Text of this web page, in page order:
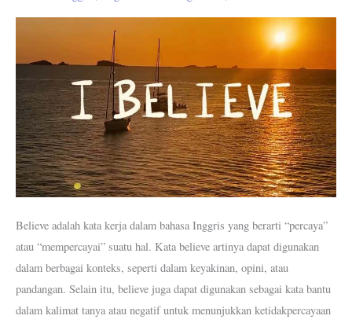
Believe adalah kata kerja dalam bahasa Inggris yang berarti “percaya”
atau “mempercayai” suatu hal. Kata believe artinya dapat digunakan
dalam berbagai konteks, seperti dalam keyakinan, opini, atau
pandangan. Selain itu, believe juga dapat digunakan sebagai kata bantu
dalam kalimat tanya atau negatif untuk menunjukkan ketidakpercayaan
Penjelasan
Penggunaannya